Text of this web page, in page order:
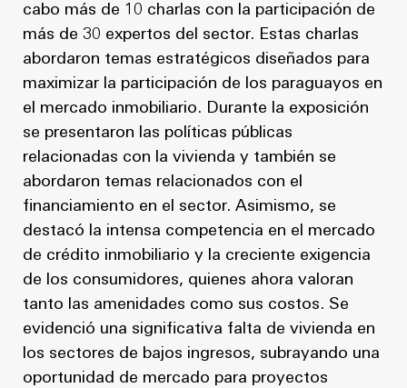
cabo más de 10 charlas con la participación de
más de 30 expertos del sector. Estas charlas
abordaron temas estratégicos diseñados para
maximizar la participación de los paraguayos en
el mercado inmobiliario. Durante la exposición
se presentaron las políticas públicas
relacionadas con la vivienda y también se
abordaron temas relacionados con el
financiamiento en el sector. Asimismo, se
destacó la intensa competencia en el mercado
de crédito inmobiliario y la creciente exigencia
de los consumidores, quienes ahora valoran
tanto las amenidades como sus costos. Se
evidenció una significativa falta de vivienda en
los sectores de bajos ingresos, subrayando una
oportunidad de mercado para proyectos